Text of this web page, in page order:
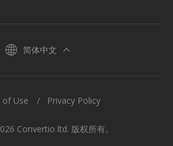
简体中文
Convertio ltd. 版权所有。
of Use Privacy Policy